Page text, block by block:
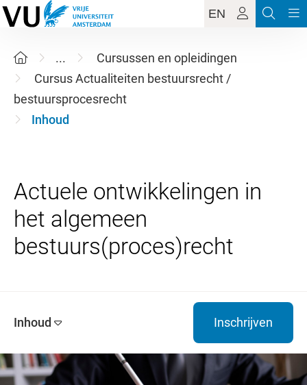
EN
...
Cursussen en opleidingen
Cursus Actualiteiten bestuursrecht /
bestuursprocesrecht
Inhoud
Actuele ontwikkelingen in
het algemeen
Inhoud Inschrijven